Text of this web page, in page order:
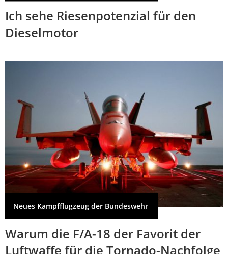
Ich sehe Riesenpotenzial für den
Dieselmotor
Neues Kampfflugzeug der Bundeswehr
Warum die F/A-18 der Favorit der
Luftwaffe für die Tornado-Nachfolge